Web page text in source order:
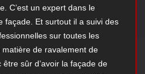
C’est un expert dans le
façade. Et surtout il a suivi des
sur toutes les
de ravalement de
sûr d’avoir la façade de